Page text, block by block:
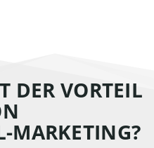
DER VORTEIL
MARKETING?